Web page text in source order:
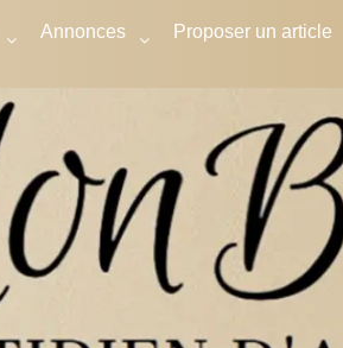
Annonces Proposer un article